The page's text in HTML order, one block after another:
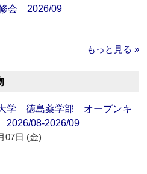
会 2026/09
もっと見る »
学 徳島薬学部 オープンキ
2026/08-2026/09
07日 (金)